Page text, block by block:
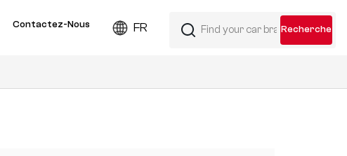
FR
Contactez-Nous